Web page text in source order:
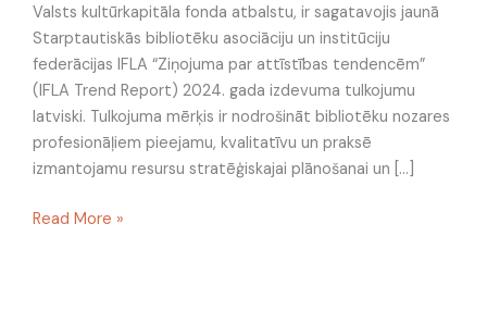
Valsts kultūrkapitāla fonda atbalstu, ir sagatavojis jaunā
Starptautiskās bibliotēku asociāciju un institūciju
federācijas IFLA “Ziņojuma par attīstības tendencēm”
(IFLA Trend Report) 2024. gada izdevuma tulkojumu
latviski. Tulkojuma mērķis ir nodrošināt bibliotēku nozares
profesionāļiem pieejamu, kvalitatīvu un praksē
izmantojamu resursu stratēģiskajai plānošanai un […]
informācijas
nākotnē”
tulkojums
latviski
Read More »